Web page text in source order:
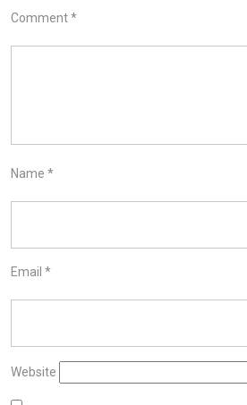
Comment*
Name *
Email *
Website